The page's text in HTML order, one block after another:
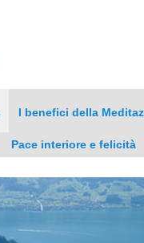
I benefici della
Pace interiore e felicità